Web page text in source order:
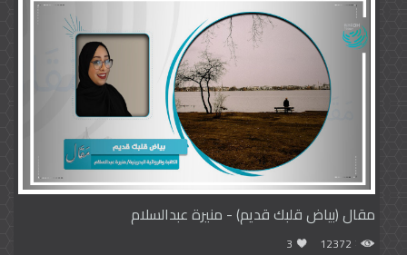
مقال (بياض قلبك قديم) - منيرة عبدالسلام
12372
3